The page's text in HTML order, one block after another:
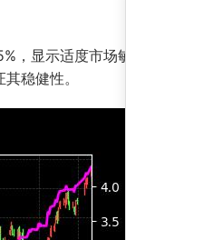
显示适度市场敏感性；夏普
稳健性。